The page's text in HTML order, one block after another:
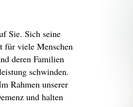
Sie. Sich seine
für viele Menschen
deren Familien
schwinden.
Rahmen unserer
und halten